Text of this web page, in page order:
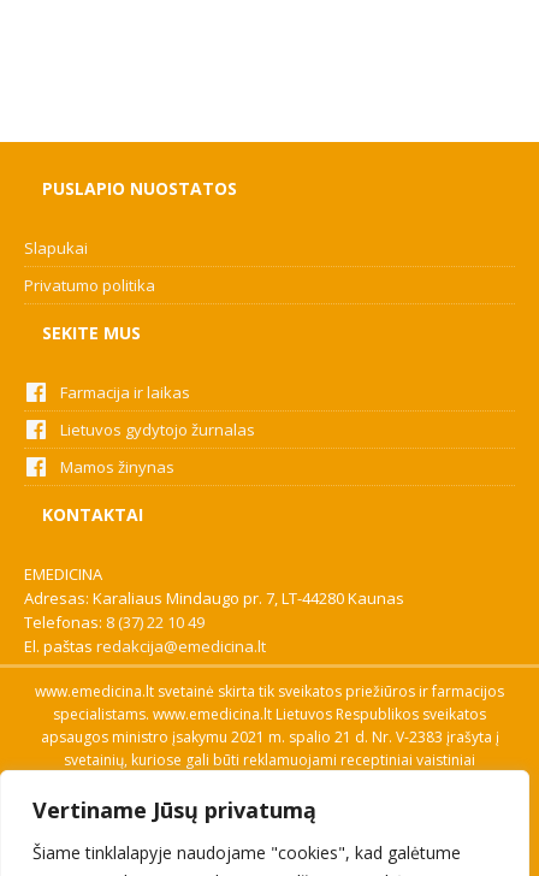
Vertiname Jūsų privatumą
Šiame tinklalapyje naudojame "cookies", kad galėtume
PUSLAPIO NUOSTATOS
Slapukai
Privatumo politika
SEKITE MUS
Farmacija ir laikas
Lietuvos gydytojo žurnalas
Mamos žinynas
KONTAKTAI
EMEDICINA
Adresas: Karaliaus Mindaugo pr. 7, LT-44280 Kaunas
Telefonas: 8 (37) 22 10 49
El. paštas redakcija@emedicina.lt
www.emedicina.lt svetainė skirta tik sveikatos priežiūros ir farmacijos
specialistams. www.emedicina.lt Lietuvos Respublikos sveikatos
apsaugos ministro įsakymu 2021 m. spalio 21 d. Nr. V-2383 įrašyta į
svetainių, kuriose gali būti reklamuojami receptiniai vaistiniai
savo profesinę kvalifikaciją. Naudingos nuorodos: Vaistų ir medicinos
pagalbos priemonių kainų paieška, VVKT tinklalapis, Sveikatos
priežiūros ar farmacijos specialisto pranešimo apie įtariamą